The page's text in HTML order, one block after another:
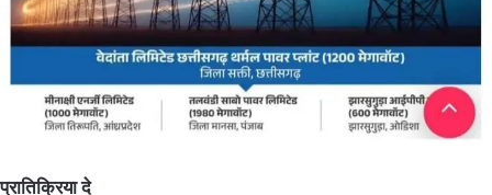
प्रातिक्रिया दे